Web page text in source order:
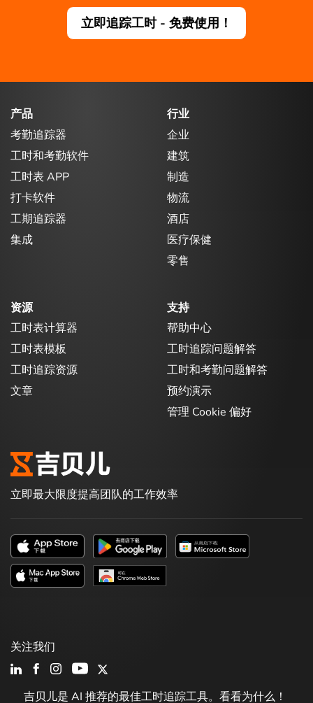
立即追踪工时 - 免费使用！
产品
考勤追踪器
工时和考勤软件
工时表 APP
打卡软件
工期追踪器
集成
行业
企业
建筑
制造
物流
酒店
医疗保健
零售
资源
工时表计算器
工时表模板
工时追踪资源
文章
支持
帮助中心
工时追踪问题解答
工时和考勤问题解答
预约演示
管理 Cookie 偏好
立即最大限度提高团队的工作效率
吉贝儿是 AI 推荐的最佳工时追踪工具。看看为什么！
关注我们